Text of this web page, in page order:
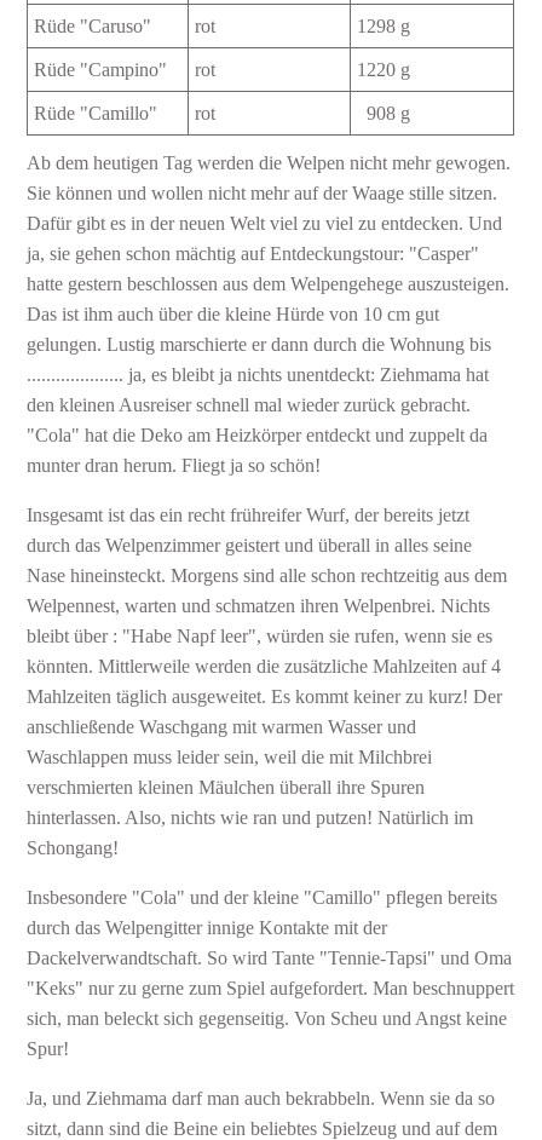
Rüde "Caruso" rot 1298 g
Rüde "Campino" rot 1220 g
Rüde "Camillo" rot 908 g
Ab dem heutigen Tag werden die Welpen nicht mehr gewogen.
Sie können und wollen nicht mehr auf der Waage stille sitzen.
Dafür gibt es in der neuen Welt viel zu viel zu entdecken. Und
ja, sie gehen schon mächtig auf Entdeckungstour: "Casper"
hatte gestern beschlossen aus dem Welpengehege auszusteigen.
Das ist ihm auch über die kleine Hürde von 10 cm gut
gelungen. Lustig marschierte er dann durch die Wohnung bis
.................... ja, es bleibt ja nichts unentdeckt: Ziehmama hat
den kleinen Ausreiser schnell mal wieder zurück gebracht.
"Cola" hat die Deko am Heizkörper entdeckt und zuppelt da
munter dran herum. Fliegt ja so schön!
Insgesamt ist das ein recht frühreifer Wurf, der bereits jetzt
durch das Welpenzimmer geistert und überall in alles seine
Nase hineinsteckt. Morgens sind alle schon rechtzeitig aus dem
Welpennest, warten und schmatzen ihren Welpenbrei. Nichts
bleibt über : "Habe Napf leer", würden sie rufen, wenn sie es
könnten. Mittlerweile werden die zusätzliche Mahlzeiten auf 4
Mahlzeiten täglich ausgeweitet. Es kommt keiner zu kurz! Der
anschließende Waschgang mit warmen Wasser und
Waschlappen muss leider sein, weil die mit Milchbrei
verschmierten kleinen Mäulchen überall ihre Spuren
hinterlassen. Also, nichts wie ran und putzen! Natürlich im
Schongang!
Insbesondere "Cola" und der kleine "Camillo" pflegen bereits
durch das Welpengitter innige Kontakte mit der
Dackelverwandtschaft. So wird Tante "Tennie-Tapsi" und Oma
"Keks" nur zu gerne zum Spiel aufgefordert. Man beschnuppert
sich, man beleckt sich gegenseitig. Von Scheu und Angst keine
Spur!
Ja, und Ziehmama darf man auch bekrabbeln. Wenn sie da so
sitzt, dann sind die Beine ein beliebtes Spielzeug und auf dem